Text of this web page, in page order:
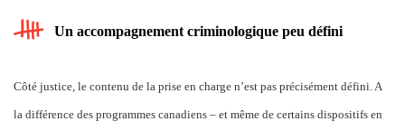
Un accompagnement criminologique peu défini
Côté justice, le contenu de la prise en charge n’est pas précisément défini. A
la différence des programmes canadiens – et même de certains dispositifs en